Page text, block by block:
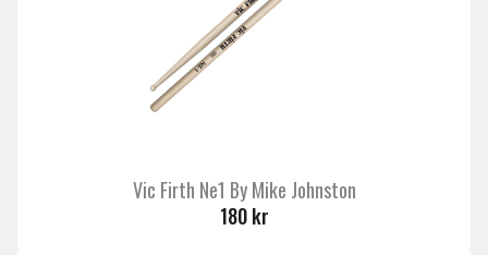
Vic Firth Ne1 By Mike Johnston
180 kr